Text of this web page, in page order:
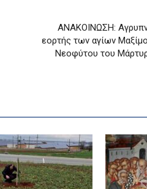
ΑΝΑΚΟΙΝΩΣΗ:
εορτής των αγίων
Νεοφύτου του